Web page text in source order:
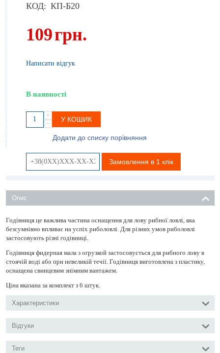
КОД: КП-Б20
109грн.
Написати відгук
В наявності
+
−
У КОШИК
Додати до списку порівняння
Замовлення в 1 клік
Опис
Годівниця це важлива частина оснащення для лову рибної ловлі, яка
безсумнівно впливає на успіх риболовлі. Для різних умов риболовлі
застосовують різні годівниці.
Годівниця фидерная мала з огрузкой застосовується для рибного лову в
стоячій воді або при невеликій течії. Годівниця виготовлена ​​з пластику,
оснащена свинцевим знімним вантажем.
Ціна вказана за комплект з 6 штук.
Характеристики
Відгуки
Теги